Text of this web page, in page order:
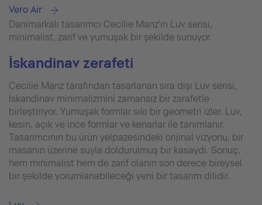
Vero Air
Danimarkalı tasarımcı Cecilie Manz'ın Luv serisi,
minimalist, zarif ve yumuşak bir şekilde sunuyor.
İskandinav zerafeti
Cecilie Manz tarafından tasarlanan sıra dışı Luv serisi,
İskandinav minimalizmini zamansız bir zarafetle
birleştiriyor. Yumuşak formlar sıkı bir geometri izler. Luv,
kesin, açık ve ince formlar ve kenarlar ile tanımlanır.
Tasarımcının bu ürün yelpazesindeki orijinal vizyonu, bir
masanın üzerine suyla doldurulmuş bir kasaydı. Sonuç,
hem minimalist hem de zarif olanın son derece bireysel
bir şekilde yorumlanabileceği yeni bir tasarım dilidir.